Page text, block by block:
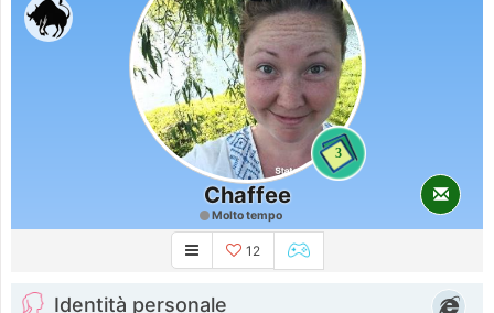
3
Chaffee
Molto tempo
12
Identità personale